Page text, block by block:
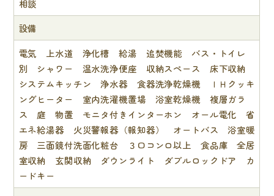
相談
設備
電気 上水道 浄化槽 給湯 追焚機能 バス・トイレ
別 シャワー 温水洗浄便座 収納スペース 床下収納
システムキッチン 浄水器 食器洗浄乾燥機 ＩＨクッキ
ングヒーター 室内洗濯機置場 浴室乾燥機 複層ガラ
ス 庭 物置 モニタ付きインターホン オール電化 省
エネ給湯器 火災警報器（報知器） オートバス 浴室暖
房 三面鏡付洗面化粧台 ３口コンロ以上 食品庫 全居
室収納 玄関収納 ダウンライト ダブルロックドア カ
ードキー